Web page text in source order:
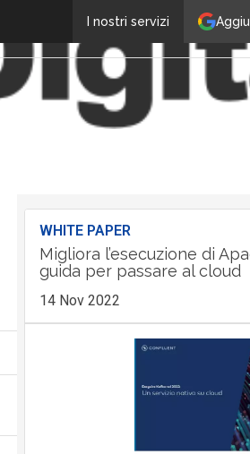
I nostri servizi
WHITE PAPER
Migliora l’esecuzione di
guida per passare al cloud
14 Nov 2022